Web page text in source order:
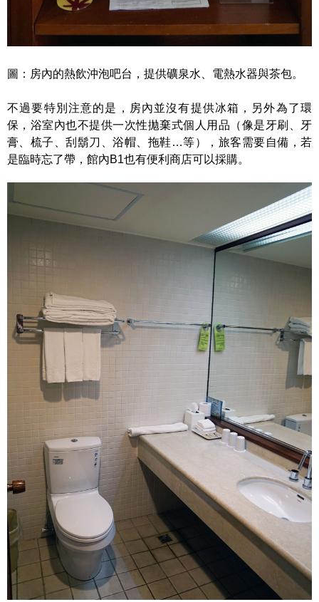
圖：房內的熱飲沖泡吧台，提供礦泉水、電熱水器與茶包。
不過要特別注意的是，房內並沒有提供冰箱，另外為了環
保，浴室內也不提供一次性拋棄式個人用品（像是牙刷、牙
膏、梳子、刮鬍刀、浴帽、拖鞋…等），旅客需要自備，若
是臨時忘了帶，館內B1也有便利商店可以採購。